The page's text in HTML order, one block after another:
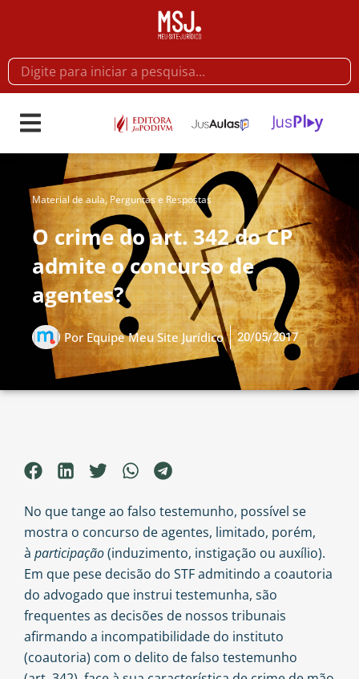
Material de aula, Perguntas e Respostas
O crime do art. 342 do CP
admite o concurso de
agentes?
Por Equipe Meu Site Jurídico 20/05/2017
No que tange ao falso testemunho, possível se
mostra o concurso de agentes, limitado, porém,
à participação(induzimento, instigação ou auxílio).
Em que pese decisão do STFadmitindo a coautoria
do advogado que instrui testemunha, são
frequentes as decisões de nossos tribunais
afirmando a incompatibilidade do instituto
(coautoria) com o delito de falso testemunho